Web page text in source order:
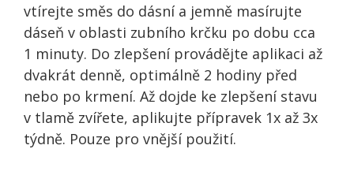
vtírejte směs do dásní a jemně masírujte
dáseň v oblasti zubního krčku po dobu cca
1 minuty. Do zlepšení provádějte aplikaci až
dvakrát denně, optimálně 2 hodiny před
nebo po krmení. Až dojde ke zlepšení stavu
v tlamě zvířete, aplikujte přípravek 1x až 3x
týdně. Pouze pro vnější použití.